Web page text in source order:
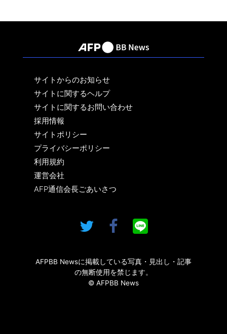
サイトからのお知らせ
サイトに関するヘルプ
サイトに関するお問い合わせ
採用情報
サイトポリシー
プライバシーポリシー
利用規約
運営会社
AFP通信会長ごあいさつ
AFPBB Newsに掲載している写真・見出し・記事
の無断使用を禁じます。
© AFPBB News